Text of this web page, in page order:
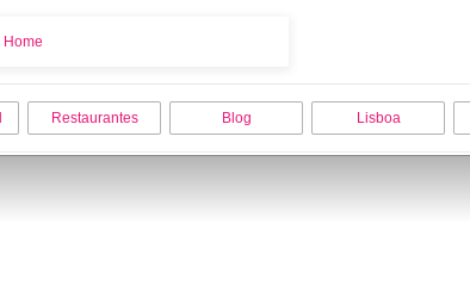
Home
Restaurantes Blog Lisboa